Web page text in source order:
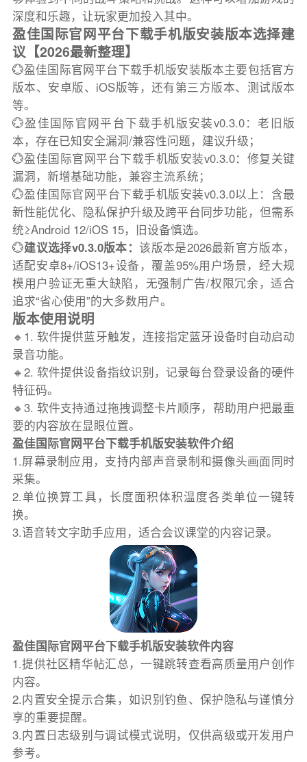
深度和乐趣，让玩家更加投入其中。
盈佳国际官网平台下载手机版安装版本选择建
议【2026最新整理】
💮盈佳国际官网平台下载手机版安装版本主要包括官方
版本、安卓版、iOS版等，还有第三方版本、测试版本
等。
💮盈佳国际官网平台下载手机版安装v0.3.0：老旧版
本，存在已知安全漏洞/兼容性问题，建议升级；
💮盈佳国际官网平台下载手机版安装v0.3.0：修复关键
漏洞，新增基础功能，兼容主流系统；
💮盈佳国际官网平台下载手机版安装v0.3.0以上：含最
新性能优化、隐私保护升级及跨平台同步功能，但需系
统≥Android 12/iOS 15，旧设备慎选。
💮建议选择v0.3.0版本：该版本是2026最新官方版本，
适配安卓8+/iOS13+设备，覆盖95%用户场景，经大规
模用户验证无重大缺陷，无强制广告/权限冗余，适合
追求“省心使用”的大多数用户。
版本使用说明
🔸1. 软件提供蓝牙触发，连接指定蓝牙设备时自动启动
录音功能。
🔸2. 软件提供设备指纹识别，记录每台登录设备的硬件
特征码。
🔸3. 软件支持通过拖拽调整卡片顺序，帮助用户把最重
要的内容放在显眼位置。
盈佳国际官网平台下载手机版安装软件介绍
1.屏幕录制应用，支持内部声音录制和摄像头画面同时
采集。
2.单位换算工具，长度面积体积温度各类单位一键转
换。
3.语音转文字助手应用，适合会议课堂的内容记录。
盈佳国际官网平台下载手机版安装软件内容
1.提供社区精华帖汇总，一键跳转查看高质量用户创作
内容。
2.内置安全提示合集，如识别钓鱼、保护隐私与谨慎分
享的重要提醒。
3.内置日志级别与调试模式说明，仅供高级或开发用户
参考。